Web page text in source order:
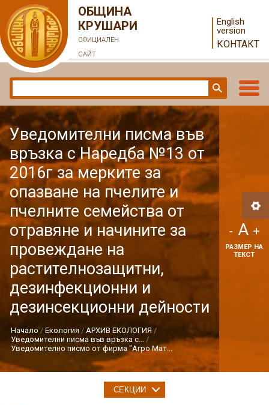
ОБЩИНА
КРУШАРИ
ОФИЦИАЛЕН
САЙТ
English
version
КОНТАКТ
Уведомителни писма във
връзка с Наредба №13 от
2016г за мерките за
опазване на пчелите и
пчелните семейства от
отравяне и начините за
провеждане на
растителнозащитни,
дезинфекционни и
дезинсекционни дейности
Начало Екология
АРХИВ ЕКОЛОГИЯ
Уведомителни писма във връзка с...
Уведомително писмо от фирма "Агро Мат...
- A +
РАЗМЕР НА
ТЕКСТ
СЕКЦИИ